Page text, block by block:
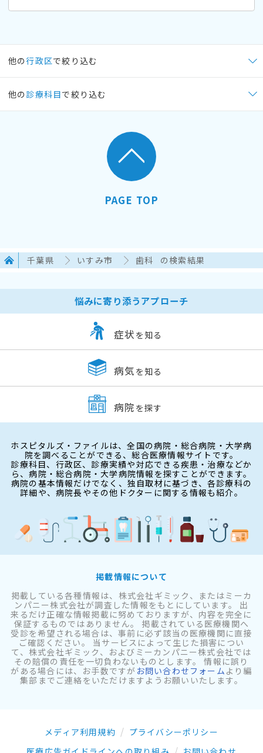
他の行政区で絞り込む
他の 診療科目で絞り込む
PAGE TOP
千葉県 いすみ市 歯科 の検索結果
悩みに寄り添うアプローチ
症状 を知る
病気 を知る
病院 を探す
ホスピタルズ・ファイルは、全国の病院・総合病院・大学病
院を調べることができる、総合医療情報サイトです。
診療科目、行政区、診療実績や対応できる疾患・治療などか
ら、病院・総合病院・大学病院情報を探すことができます。
病院の基本情報だけでなく、独自取材に基づき、各診療科の
詳細や、病院長やその他ドクターに関する情報も紹介。
掲載情報について
掲載している各種情報は、株式会社ギミック、またはミーカ
ンパニー株式会社が調査した情報をもとにしています。 出
来るだけ正確な情報掲載に努めておりますが、内容を完全に
保証するものではありません。 掲載されている医療機関へ
受診を希望される場合は、事前に必ず該当の医療機関に直接
ご確認ください。 当サービスによって生じた損害につい
て、株式会社ギミック、およびミーカンパニー株式会社では
その賠償の責任を一切負わないものとします。 情報に誤り
がある場合には、お手数ですが お問い合わせフォーム より編
集部までご連絡をいただけますようお願いいたします。
メディア利用規約
プライバシーポリシー